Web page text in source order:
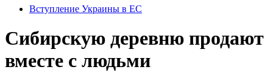
Вступление Украины в ЕС
Сибирскую деревню продают
вместе с людьми